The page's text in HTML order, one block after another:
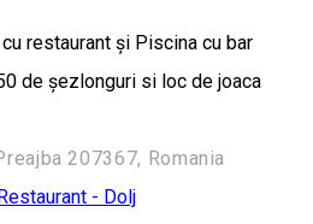
restaurant și Piscina cu bar
de șezlonguri si loc de joaca
207367, Romania
- Dolj